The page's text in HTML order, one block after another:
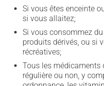
Si vous êtes enceinte
si vous allaitez;
Si vous consommez
produits dérivés, ou si
récréatives;
Tous les médicaments
régulière ou non, y